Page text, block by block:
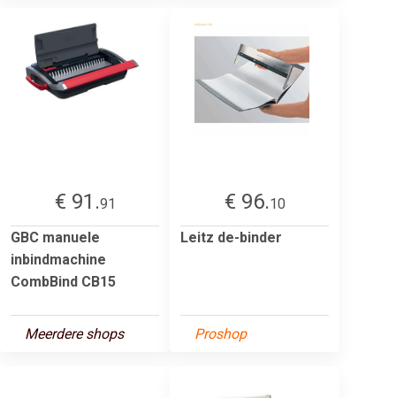
€ 91.91
GBC manuele
inbindmachine
CombBind CB15
Meerdere shops
€ 96.10
Leitz de-binder
Proshop